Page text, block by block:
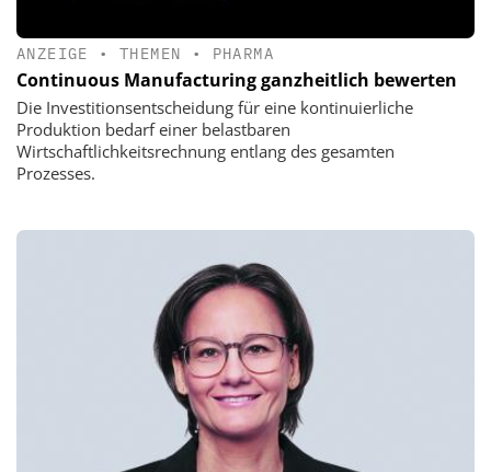
ANZEIGE •THEMEN • PHARMA
Continuous Manufacturing ganzheitlich bewerten
Die Investitionsentscheidung für eine kontinuierliche
Produktion bedarf einer belastbaren
Wirtschaftlichkeitsrechnung entlang des gesamten
Prozesses.